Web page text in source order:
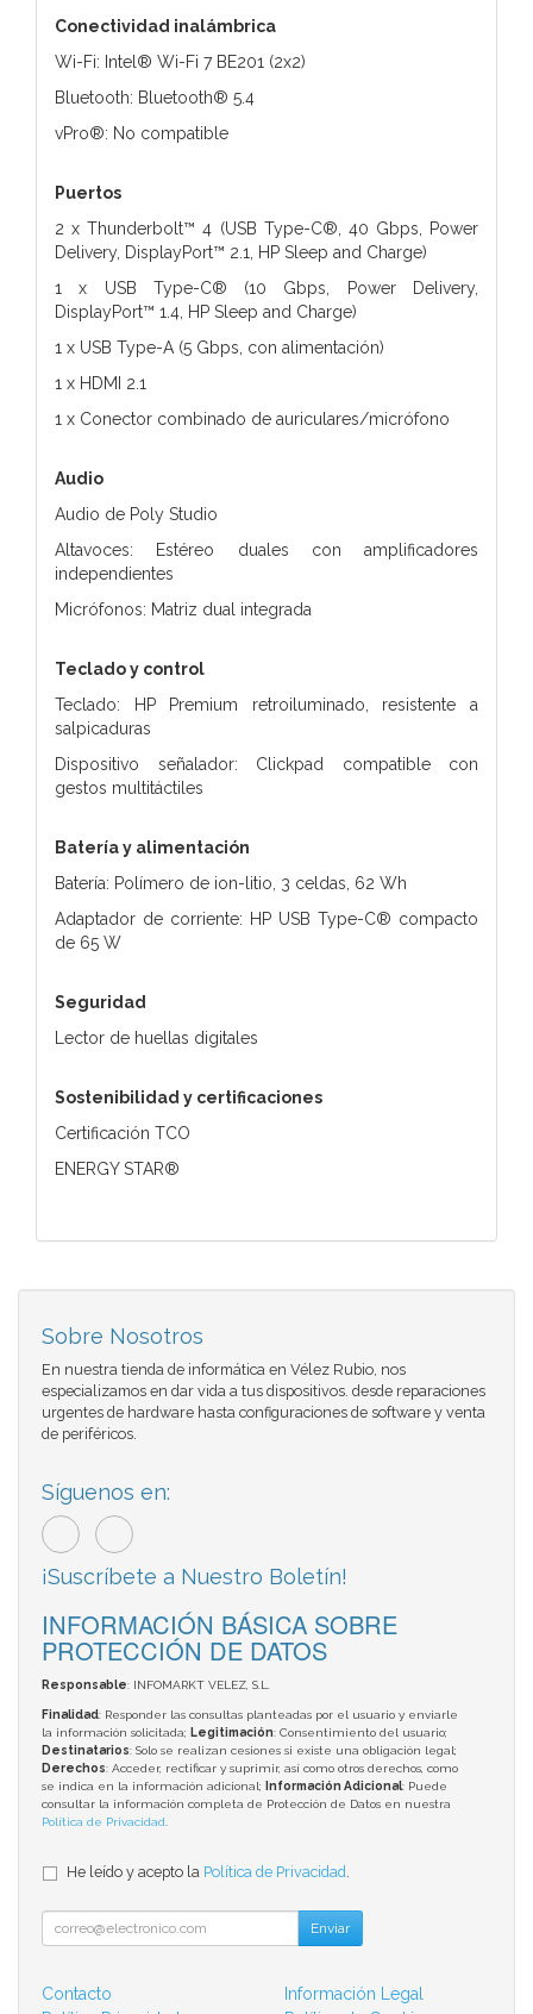
Conectividad inalámbrica
Wi-Fi: Intel® Wi-Fi 7 BE201 (2x2)
Bluetooth: Bluetooth® 5.4
vPro®: No compatible
Puertos
2 x Thunderbolt™ 4 (USB Type-C®, 40 Gbps, Power
Delivery, DisplayPort™ 2.1, HP Sleep and Charge)
1 x USB Type-C® (10 Gbps, Power Delivery,
DisplayPort™ 1.4, HP Sleep and Charge)
1 x USB Type-A (5 Gbps, con alimentación)
1 x HDMI 2.1
1 x Conector combinado de auriculares/micrófono
Audio
Audio de Poly Studio
Altavoces: Estéreo duales con amplificadores
independientes
Micrófonos: Matriz dual integrada
Teclado y control
Teclado: HP Premium retroiluminado, resistente a
salpicaduras
Dispositivo señalador: Clickpad compatible con
gestos multitáctiles
Batería y alimentación
Batería: Polímero de ion-litio, 3 celdas, 62 Wh
Adaptador de corriente: HP USB Type-C® compacto
de 65 W
Seguridad
Lector de huellas digitales
Sostenibilidad y certificaciones
Certificación TCO
ENERGY STAR®
Sobre Nosotros
En nuestra tienda de informática en Vélez Rubio, nos
especializamos en dar vida a tus dispositivos. desde reparaciones
urgentes de hardware hasta configuraciones de software y venta
de periféricos.
Síguenos en:
¡Suscríbete a Nuestro Boletín!
INFORMACIÓN BÁSICA SOBRE
PROTECCIÓN DE DATOS
Responsable: INFOMARKT VELEZ, S.L.
Finalidad: Responder las consultas planteadas por el usuario y enviarle
la información solicitada; Legitimación: Consentimiento del usuario;
Destinatarios: Solo se realizan cesiones si existe una obligación legal;
Derechos: Acceder, rectificar y suprimir, así como otros derechos, como
se indica en la información adicional;
Información Adicional: Puede
consultar la información completa de Protección de Datos en nuestra
Política de Privacidad
He leído y acepto la Política de Privacidad
Enviar
Contacto
Información Legal